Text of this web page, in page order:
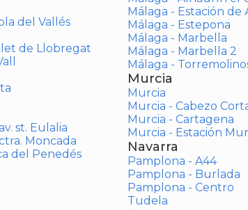
del Vallés
de Llobregat
st. Eulalia
Moncada
del Penedés
Málaga - Estación de
Málaga - Estepona
Málaga - Marbella
Málaga - Marbella 2
Málaga -
Murcia
Murcia
Murcia - Cabezo
Murcia - Cartagena
Murcia - Estación
Navarra
Pamplona - A44
Pamplona - Burlada
Pamplona - Centro
Tudela